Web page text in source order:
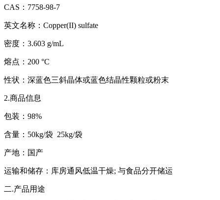
CAS：7758-98-7
英文名称：Copper(II) sulfate
密度：3.603 g/mL
熔点：200 °C
性状：深蓝色三斜晶体或蓝色结晶性颗粒或粉末
2.商品信息
包装：98%
含量：50kg/袋 25kg/袋
产地：国产
运输和储存：库房通风低温干燥; 与食品分开储运
二.产品用途